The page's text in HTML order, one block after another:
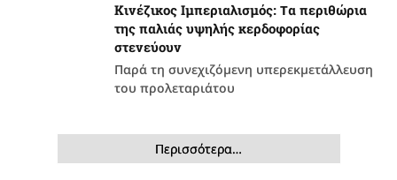
Κινέζικος Ιμπεριαλισμός: Tα περιθώρια
της παλιάς υψηλής κερδοφορίας
στενεύουν
Παρά τη συνεχιζόμενη υπερεκμετάλλευση
του προλεταριάτου
Περισσότερα…